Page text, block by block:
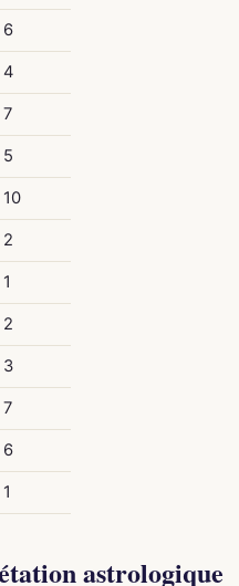
6
4
7
5
10
2
1
2
3
7
6
1
astrologique